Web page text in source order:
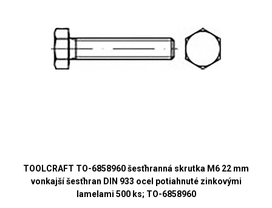
TOOLCRAFT TO-6858960 šesťhranná skrutka M6 22 mm
vonkajší šesťhran DIN 933 ocel potiahnuté zinkovými
lamelami 500 ks; TO-6858960